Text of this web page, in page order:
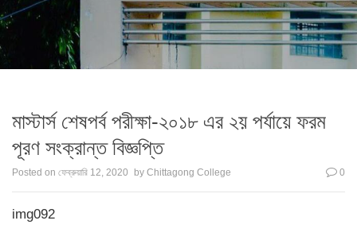
মাস্টার্স শেষপর্ব পরীক্ষা-২০১৮ এর ২য় পর্যায়ে ফরম
পূরণ সংক্রান্ত বিজ্ঞপ্তি
Posted on ফেব্রুয়ারি 12, 2020 by Chittagong College 0
img092